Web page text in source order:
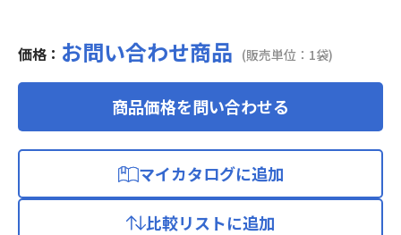
価格： お問い合わせ商品 (販売単位：1袋)
商品価格を問い合わせる
マイカタログに追加
比較リストに追加